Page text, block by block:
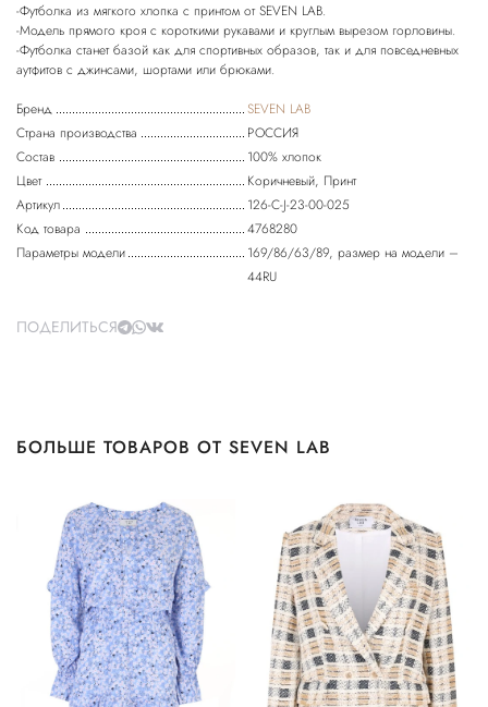
-Футболка из мягкого хлопка с принтом от SEVEN LAB.
-Модель прямого кроя с короткими рукавами и круглым вырезом горловины.
-Футболка станет базой как для спортивных образов, так и для повседневных
Бренд
SEVEN LAB
Страна производства
РОССИЯ
Состав
100% хлопок
Цвет
Коричневый, Принт
Артикул
126-С-J-23-00-025
Код товара
4768280
Параметры модели
169/86/63/89, размер на модели –
44RU
ПОДЕЛИТЬСЯ
БОЛЬШЕ ТОВАРОВ ОТ SEVEN LAB